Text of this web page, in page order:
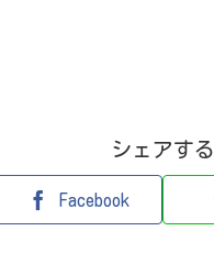
シェアする
Facebook